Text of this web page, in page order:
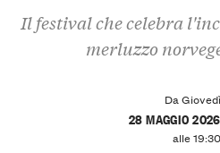
Il festival che celebra
merluzzo
Da Giovedì
28 MAGGIO 2026
alle 19:30